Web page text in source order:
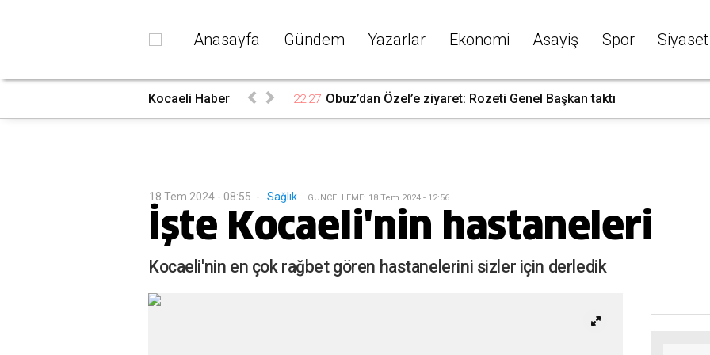
Anasayfa Gündem Yazarlar Ekonomi Asayiş Spor Siyaset
Kocaeli Haber 22:27 Obuz’dan Özel’e ziyaret: Rozeti Genel Başkan taktı
18 Tem 2024 - 08:55 - Sağlık GÜNCELLEME: 18 Tem 2024 - 12:56
İşte Kocaeli'nin hastaneleri
Kocaeli'nin en çok rağbet gören hastanelerini sizler için derledik